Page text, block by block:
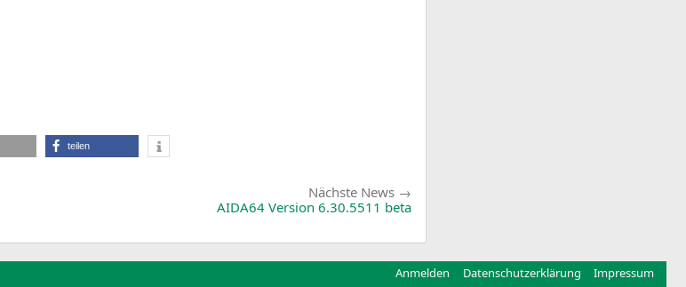
teilen
Nächste News
News:
AIDA64 Version 6.30.5511 beta
Anmelden Datenschutzerklärung Impressum